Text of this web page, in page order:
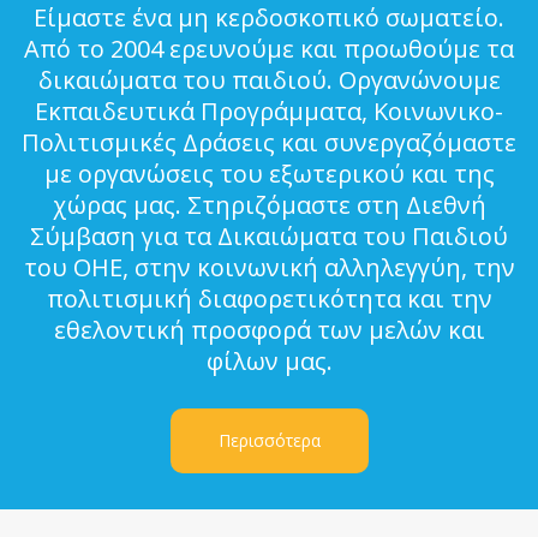
Είμαστε ένα μη κερδοσκοπικό σωματείο.
Από το 2004 ερευνούμε και προωθούμε τα
δικαιώματα του παιδιού. Οργανώνουμε
Εκπαιδευτικά Προγράμματα, Κοινωνικο-
Πολιτισμικές Δράσεις και συνεργαζόμαστε
με οργανώσεις του εξωτερικού και της
χώρας μας. Στηριζόμαστε στη Διεθνή
Σύμβαση για τα Δικαιώματα του Παιδιού
του ΟΗΕ, στην κοινωνική αλληλεγγύη, την
πολιτισμική διαφορετικότητα και την
εθελοντική προσφορά των μελών και
φίλων μας.
Περισσότερα